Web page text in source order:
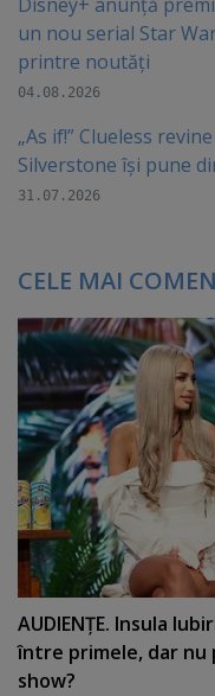
un nou serial Star
printre noutăți
04.08.2026
„As if!” Clueless
Silverstone își pune
31.07.2026
CELE MAI
AUDIENŢE. Insula
între primele, dar nu
show?